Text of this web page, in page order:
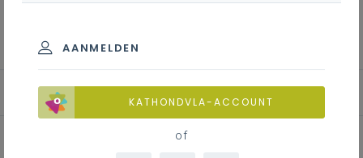
AANMELDEN
KATHONDVLA-ACCOUNT
of